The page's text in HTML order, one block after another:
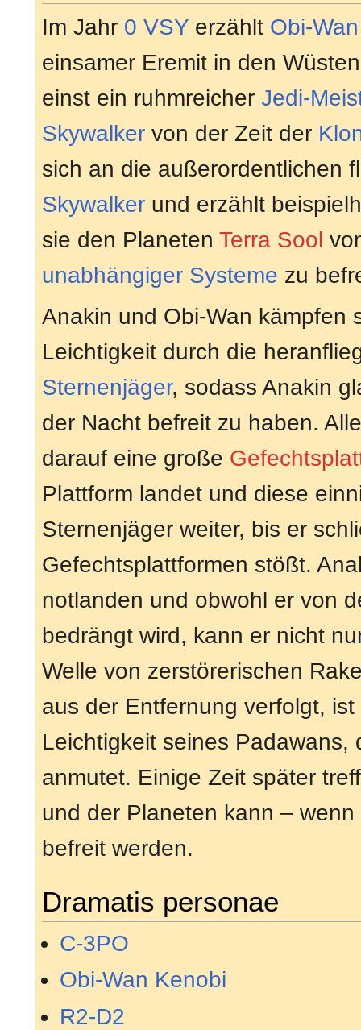
Im Jahr 0 VSY erzählt Obi-
einsamer Eremit in den
einst ein ruhmreicher Jedi-
Skywalker von der Zeit der
sich an die außerordentlichen
Skywalker und erzählt
sie den Planeten Terra Sool
unabhängiger Systeme zu
Anakin und Obi-Wan kämpfen
Leichtigkeit durch die
Sternenjäger, sodass Anakin
der Nacht befreit zu haben.
darauf eine große
Plattform landet und diese
Sternenjäger weiter, bis er
Gefechtsplattformen stößt.
notlanden und obwohl er von
bedrängt wird, kann er nicht
Welle von zerstörerischen
aus der Entfernung verfolgt,
Leichtigkeit seines
anmutet. Einige Zeit später
und der Planeten kann –
befreit werden.
Dramatis personae
C-3PO
Obi-Wan Kenobi
R2-D2